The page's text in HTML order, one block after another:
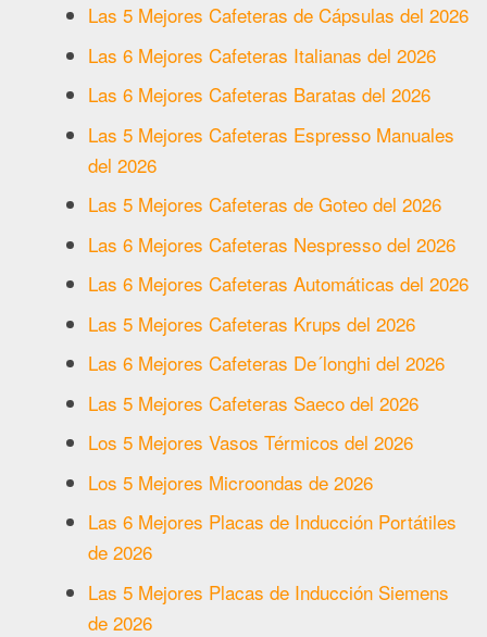
Las 5 Mejores Cafeteras de Cápsulas del 2026
Las 6 Mejores Cafeteras Italianas del 2026
Las 6 Mejores Cafeteras Baratas del 2026
Las 5 Mejores Cafeteras Espresso Manuales
del 2026
Las 5 Mejores Cafeteras de Goteo del 2026
Las 6 Mejores Cafeteras Nespresso del 2026
Las 6 Mejores Cafeteras Automáticas del 2026
Las 5 Mejores Cafeteras Krups del 2026
Las 6 Mejores Cafeteras De´longhi del 2026
Las 5 Mejores Cafeteras Saeco del 2026
Los 5 Mejores Vasos Térmicos del 2026
Los 5 Mejores Microondas de 2026
Las 6 Mejores Placas de Inducción Portátiles
de 2026
Las 5 Mejores Placas de Inducción Siemens
de 2026